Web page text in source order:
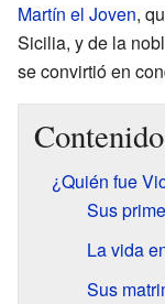
Martín el Joven,
Sicilia, y de la
se convirtió en
Contenido
¿Quién fue
Sus
La vida
Sus